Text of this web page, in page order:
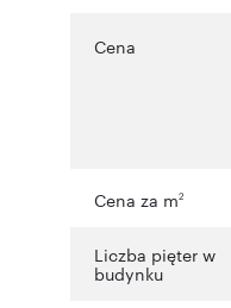
Cena
Cena za m2
Liczba pięter w
budynku